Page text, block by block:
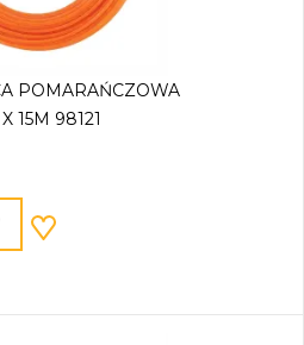
POMARAŃCZOWA
15M 98121